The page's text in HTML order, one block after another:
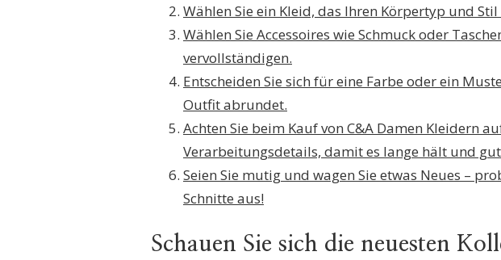
Wählen Sie ein Kleid, das Ihren Körpertyp und
Wählen Sie Accessoires wie Schmuck oder
vervollständigen.
Entscheiden Sie sich für eine Farbe oder ein
Outfit abrundet.
Achten Sie beim Kauf von C&A Damen Kleidern
Verarbeitungsdetails, damit es lange hält und
Seien Sie mutig und wagen Sie etwas Neues –
Schnitte aus!
Schauen Sie sich die neuesten